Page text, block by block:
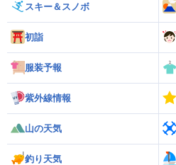
スキー＆スノボ
初詣
服装予報
紫外線情報
山の天気
釣り天気